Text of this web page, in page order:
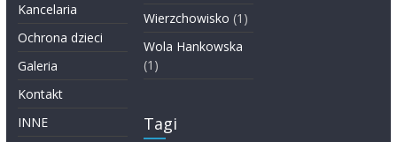
Kancelaria
Ochrona dzieci
Galeria
Kontakt
INNE
Wierzchowisko (1)
Wola Hankowska
(1)
Tagi